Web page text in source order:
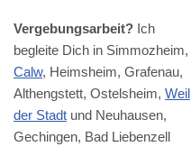
Vergebungsarbeit? Ich
begleite Dich in Simmozheim,
Calw, Heimsheim, Grafenau,
Althengstett, Ostelsheim, Weil
der Stadt und Neuhausen,
Gechingen, Bad Liebenzell